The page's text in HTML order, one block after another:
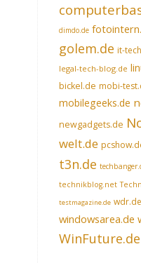
dimdo.de
golem.de it-
legal-tech-blog.de
bickel.de mobi-
mobilegeeks.de
newgadgets.de
welt.de
t3n.de
technikblog.net
testmagazine.de
windowsarea.de
WinFuture.de